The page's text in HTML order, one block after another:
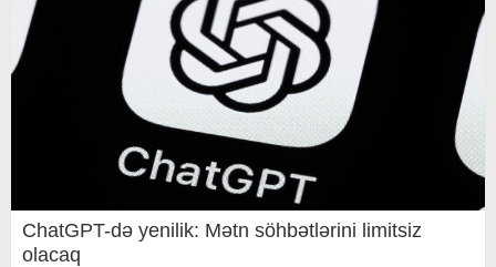
ChatGPT-də yenilik: Mətn söhbətlərini limitsiz
olacaq